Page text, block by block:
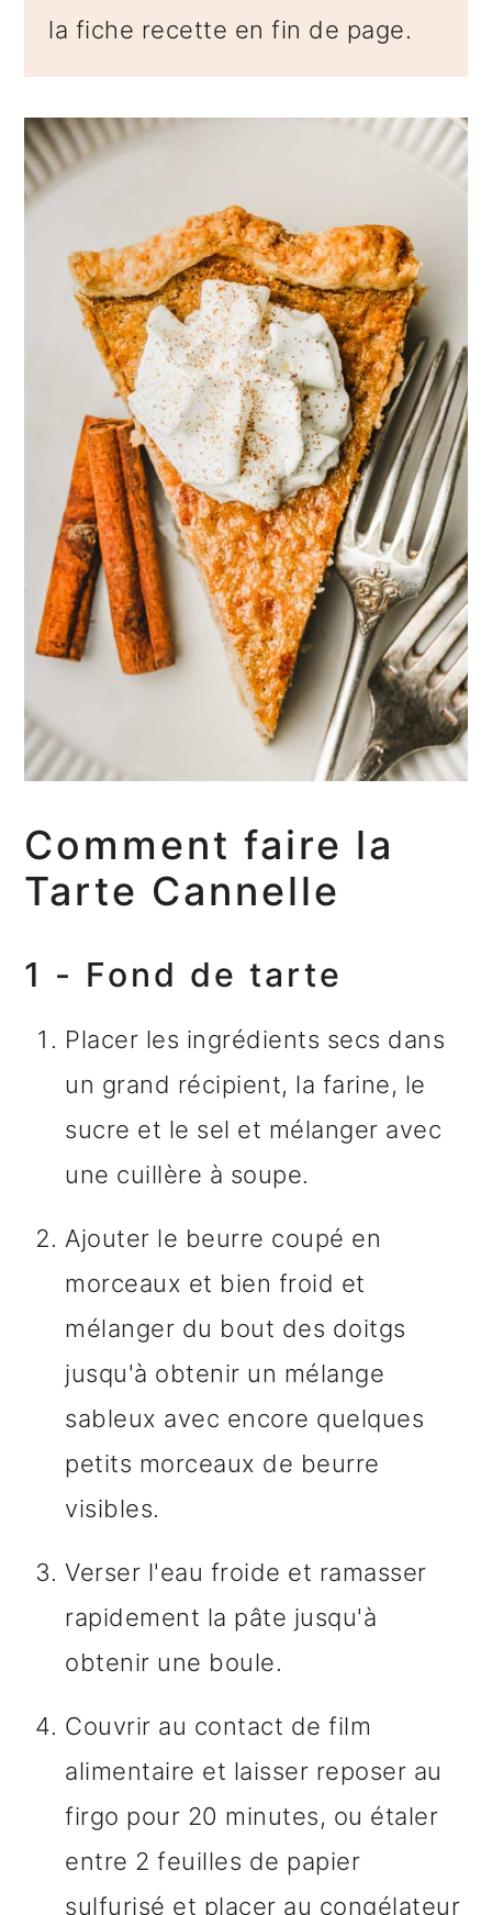
la fiche recette en fin de page.
Comment faire la
Tarte Cannelle
1 - Fond de tarte
Placer les ingrédients secs dans
un grand récipient, la farine, le
sucre et le sel et mélanger avec
une cuillère à soupe.
Ajouter le beurre coupé en
morceaux et bien froid et
mélanger du bout des doitgs
jusqu'à obtenir un mélange
sableux avec encore quelques
petits morceaux de beurre
visibles.
Verser l'eau froide et ramasser
rapidement la pâte jusqu'à
obtenir une boule.
Couvrir au contact de film
alimentaire et laisser reposer au
firgo pour 20 minutes, ou étaler
entre 2 feuilles de papier
sulfurisé et placer au congélateur